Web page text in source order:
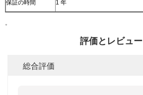
保証の時間 1 年
。
評価とレビュー
総合評価